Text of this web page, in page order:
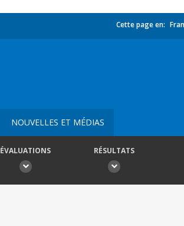
Cette page en:
NOUVELLES ET MÉDIAS
ÉVALUATIONS RÉSULTATS